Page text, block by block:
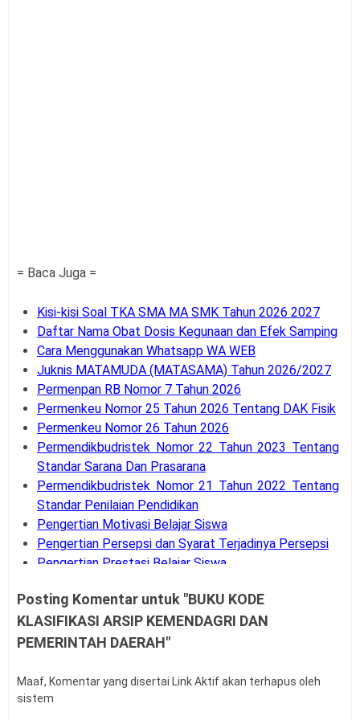
= Baca Juga =
Kisi-kisi Soal TKA SMA MA SMK Tahun 2026 2027
Daftar Nama Obat Dosis Kegunaan dan Efek Samping
Cara Menggunakan Whatsapp WA WEB
Juknis MATAMUDA (MATASAMA) Tahun 2026/2027
Permenpan RB Nomor 7 Tahun 2026
Permenkeu Nomor 25 Tahun 2026 Tentang DAK Fisik
Permenkeu Nomor 26 Tahun 2026
Permendikbudristek Nomor 22 Tahun 2023 Tentang
Standar Sarana Dan Prasarana
Permendikbudristek Nomor 21 Tahun 2022 Tentang
Standar Penilaian Pendidikan
Pengertian Motivasi Belajar Siswa
Pengertian Persepsi dan Syarat Terjadinya Persepsi
Pengertian Prestasi Belajar Siswa
Bank Soal UM-PTKIN Tahun Akademik 2026/2027
Pengertian dan Komponen Layanan BK
Panduan Cara Aktivasi MFA Pada SSO BKN
MTS, MA, MAK
Syarat dan Jadwal Pendaftaran BINTARA POLRI
Posting Komentar untuk "BUKU KODE
KLASIFIKASI ARSIP KEMENDAGRI DAN
PEMERINTAH DAERAH"
Maaf, Komentar yang disertai Link Aktif akan terhapus oleh
sistem